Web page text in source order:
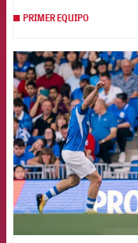
PRIMER EQUIPO